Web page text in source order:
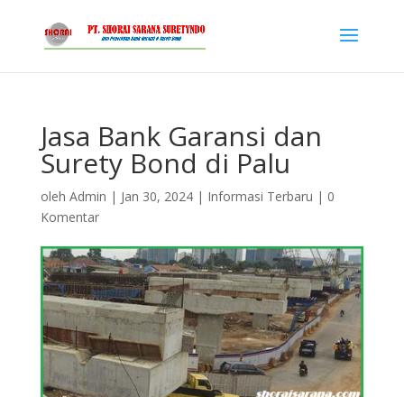
Jasa Bank Garansi dan
Surety Bond di Palu
oleh Admin | Jan 30, 2024| Informasi Terbaru | 0
Komentar